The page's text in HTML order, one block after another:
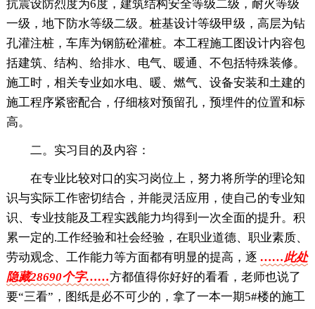
抗震设防烈度为6度，建筑结构安全等级二级，耐火等级
一级，地下防水等级二级。桩基设计等级甲级，高层为钻
孔灌注桩，车库为钢筋砼灌桩。本工程施工图设计内容包
括建筑、结构、给排水、电气、暖通、不包括特殊装修。
施工时，相关专业如水电、暖、燃气、设备安装和土建的
施工程序紧密配合，仔细核对预留孔，预埋件的位置和标
高。
二。实习目的及内容：
在专业比较对口的实习岗位上，努力将所学的理论知
识与实际工作密切结合，并能灵活应用，使自己的专业知
识、专业技能及工程实践能力均得到一次全面的提升。积
累一定的.工作经验和社会经验，在职业道德、职业素质、
劳动观念、工作能力等方面都有明显的提高，逐 ……此处
隐藏28690个字……方都值得你好好的看看，老师也说了
要“三看”，图纸是必不可少的，拿了一本一期5#楼的施工